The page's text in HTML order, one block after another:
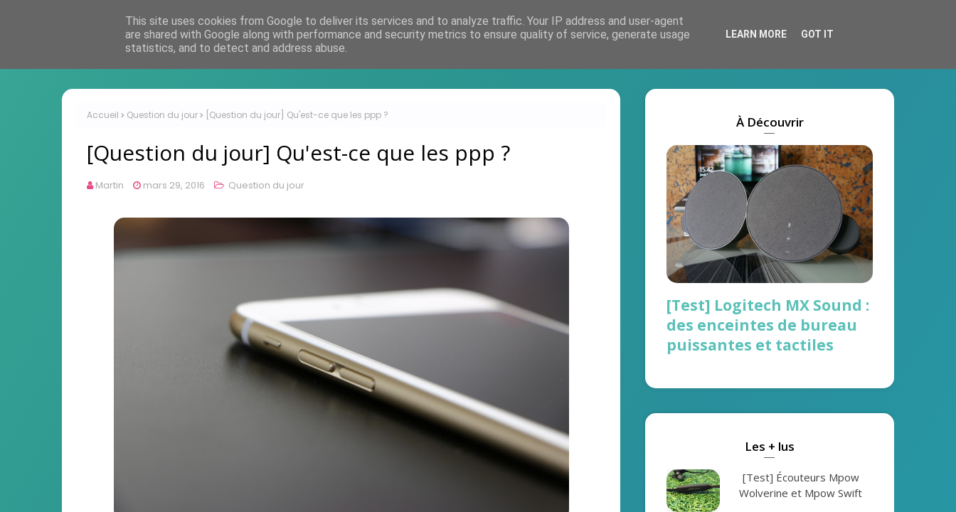
Accueil Actus Marques On recrute !
Accueil Question du jour [Question du jour] Qu'est-ce que les ppp ?
[Question du jour] Qu'est-ce que les ppp ?
Martin mars 29, 2016 Question du jour
À Découvrir
[Test] Logitech MX Sound :
des enceintes de bureau
puissantes et tactiles
Les + lus
[Test] Écouteurs Mpow
Wolverine et Mpow Swift
This site uses cookies from Google to deliver its services and to analyze traffic. Your IP address and user-agent
are shared with Google along with performance and security metrics to ensure quality of service, generate usage
statistics, and to detect and address abuse.
LEARN MORE GOT IT